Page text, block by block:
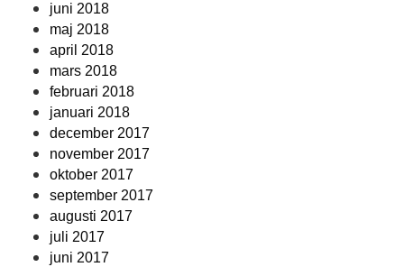
juni 2018
maj 2018
april 2018
mars 2018
februari 2018
januari 2018
december 2017
november 2017
oktober 2017
september 2017
augusti 2017
juli 2017
juni 2017